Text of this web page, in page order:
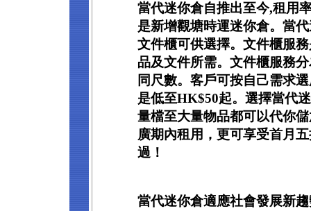
當代迷你倉自推出至今,租用
是新增觀塘時運迷你倉。當
文件櫃可供選擇。文件櫃服
品及文件所需。文件櫃服務
同尺數。客戶可按自己需求
是低至HK$50起。選擇當代
量檔至大量物品都可以代你
廣期內租用，更可享受首月
過！
當代迷你倉適應社會發展新